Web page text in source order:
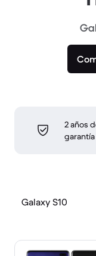
2 años
garantía
Galaxy S10